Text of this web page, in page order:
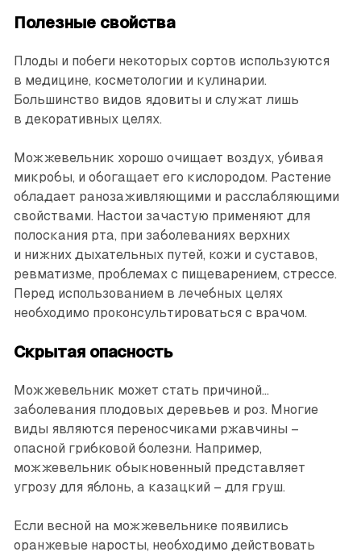
Полезные свойства
Плоды и побеги некоторых сортов используются
в медицине, косметологии и кулинарии.
Большинство видов ядовиты и служат лишь
в декоративных целях.
Можжевельник хорошо очищает воздух, убивая
микробы, и обогащает его кислородом. Растение
обладает ранозаживляющими и расслабляющими
свойствами. Настои зачастую применяют для
полоскания рта, при заболеваниях верхних
и нижних дыхательных путей, кожи и суставов,
ревматизме, проблемах с пищеварением, стрессе.
Перед использованием в лечебных целях
необходимо проконсультироваться с врачом.
Скрытая опасность
Можжевельник может стать причиной…
заболевания плодовых деревьев и роз. Многие
виды являются переносчиками ржавчины –
опасной грибковой болезни. Например,
можжевельник обыкновенный представляет
угрозу для яблонь, а казацкий – для груш.
Если весной на можжевельнике появились
оранжевые наросты, необходимо действовать